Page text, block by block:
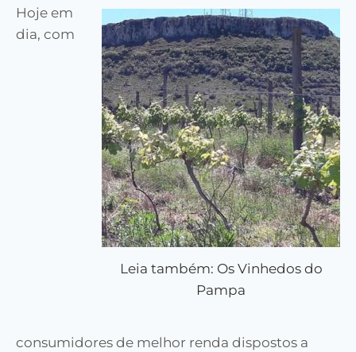
Leia também: Os Vinhedos do
Pampa
Hoje em
dia, com
consumidores de melhor renda dispostos a